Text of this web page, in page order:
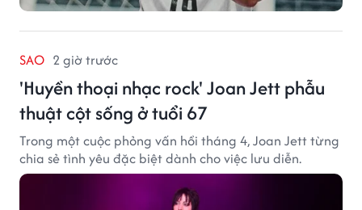
SAO 2 giờ trước
'Huyền thoại nhạc rock' Joan Jett phẫu
thuật cột sống ở tuổi 67
Trong một cuộc phỏng vấn hồi tháng 4, Joan Jett từng
chia sẻ tình yêu đặc biệt dành cho việc lưu diễn.